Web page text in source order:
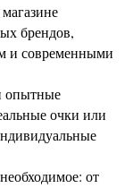
брендов,
и современными
опытные
очки или
от